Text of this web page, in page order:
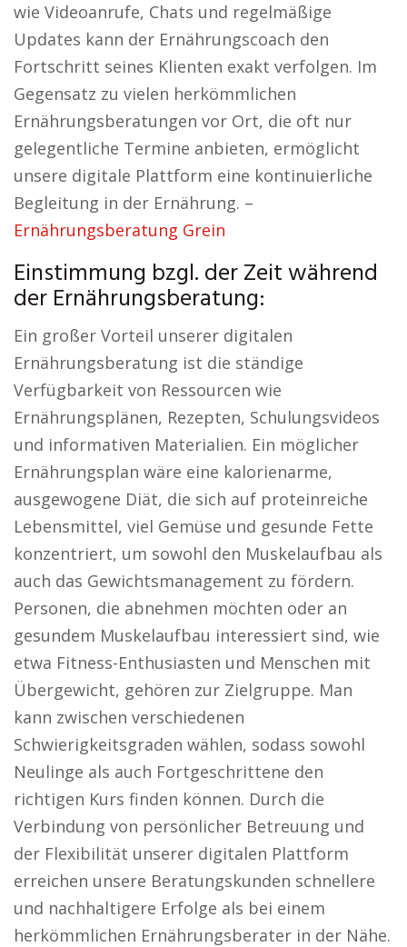
wie Videoanrufe, Chats und regelmäßige
Updates kann der Ernährungscoach den
Fortschritt seines Klienten exakt verfolgen. Im
Gegensatz zu vielen herkömmlichen
Ernährungsberatungen vor Ort, die oft nur
gelegentliche Termine anbieten, ermöglicht
unsere digitale Plattform eine kontinuierliche
Begleitung in der Ernährung. –
Ernährungsberatung Grein
Einstimmung bzgl. der Zeit während
der Ernährungsberatung:
Ein großer Vorteil unserer digitalen
Ernährungsberatung ist die ständige
Verfügbarkeit von Ressourcen wie
Ernährungsplänen, Rezepten, Schulungsvideos
und informativen Materialien. Ein möglicher
Ernährungsplan wäre eine kalorienarme,
ausgewogene Diät, die sich auf proteinreiche
Lebensmittel, viel Gemüse und gesunde Fette
konzentriert, um sowohl den Muskelaufbau als
auch das Gewichtsmanagement zu fördern.
Personen, die abnehmen möchten oder an
gesundem Muskelaufbau interessiert sind, wie
etwa Fitness-Enthusiasten und Menschen mit
Übergewicht, gehören zur Zielgruppe. Man
kann zwischen verschiedenen
Schwierigkeitsgraden wählen, sodass sowohl
Neulinge als auch Fortgeschrittene den
richtigen Kurs finden können. Durch die
Verbindung von persönlicher Betreuung und
der Flexibilität unserer digitalen Plattform
erreichen unsere Beratungskunden schnellere
und nachhaltigere Erfolge als bei einem
herkömmlichen Ernährungsberater in der Nähe.